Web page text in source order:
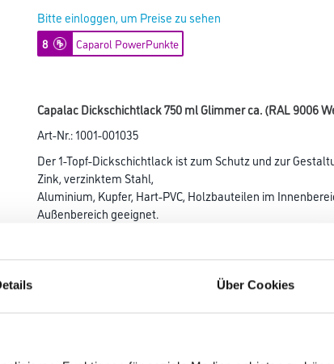
Über Cookies
Bitte einloggen, um Preise zu sehen
8 Caparol PowerPunkte
Capalac Dickschichtlack 750 ml Glimmer ca. (RAL 9006
Art-Nr.:1001-001035
Der 1-Topf-Dickschichtlack ist zum Schutz und zur
Zink, verzinktem Stahl,
Aluminium, Kupfer, Hart-PVC, Holzbauteilen im
Außen­bereich geeignet.
Korrosionsschutz für Eisen und Stahl. Nicht für die
auf Heizungsanlagen vewenden, da es zu Vergilbungen